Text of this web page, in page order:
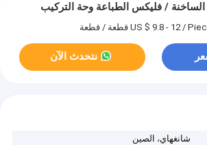
الساخنة / فليكس الطباعة وحة التركيب
نتحدث الآن
شانغهاي، الصين